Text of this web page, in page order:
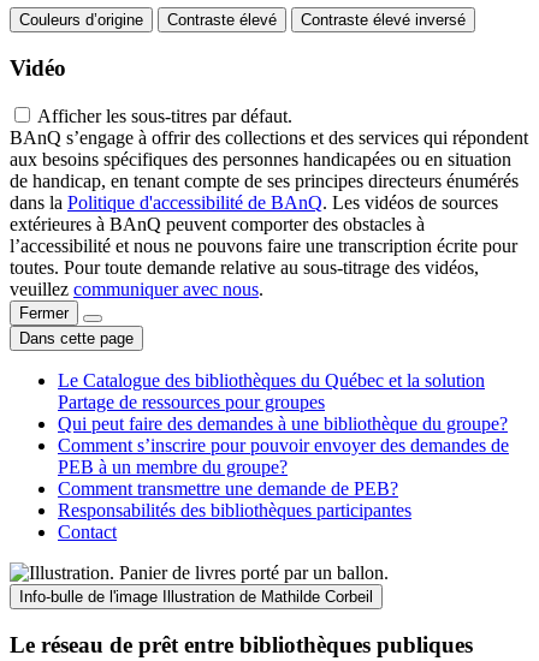
Couleurs d’origine Contraste élevé Contraste élevé inversé
Vidéo
Afficher les sous-titres par défaut.
BAnQ s’engage à offrir des collections et des services qui répondent
aux besoins spécifiques des personnes handicapées ou en situation
de handicap, en tenant compte de ses principes directeurs énumérés
dans la Politique d'accessibilité de BAnQ. Les vidéos de sources
extérieures à BAnQ peuvent comporter des obstacles à
l’accessibilité et nous ne pouvons faire une transcription écrite pour
toutes. Pour toute demande relative au sous-titrage des vidéos,
veuillez communiquer avec nous.
Fermer
Dans cette page
Le Catalogue des bibliothèques du Québec et la solution
Partage de ressources pour groupes
Qui peut faire des demandes à une bibliothèque du groupe?
Comment s’inscrire pour pouvoir envoyer des demandes de
PEB à un membre du groupe?
Comment transmettre une demande de PEB?
Responsabilités des bibliothèques participantes
Contact
Info-bulle de l'image Illustration de Mathilde Corbeil
Le réseau de prêt entre bibliothèques publiques